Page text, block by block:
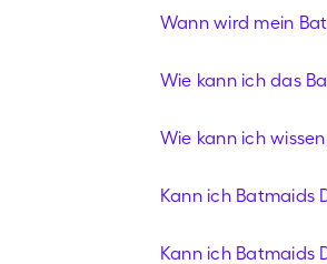
Wann wird mein
Wie kann ich das
Wie kann ich
Kann ich Batmaids
Kann ich Batmaids